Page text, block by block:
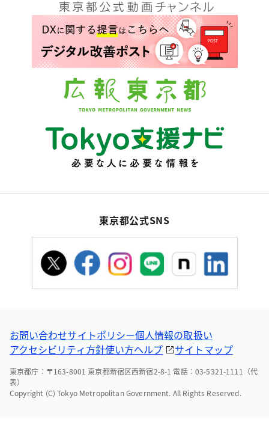
東京都公式SNS
お問い合わせサイトポリシー個人情報の取扱い
アクセシビリティ方針使い方ヘルプ サイトマップ
東京都庁：〒163-8001 東京都新宿区西新宿2-8-1 電話：03-5321-1111（代
表）
Copyright (C) Tokyo Metropolitan Government. All Rights Reserved.